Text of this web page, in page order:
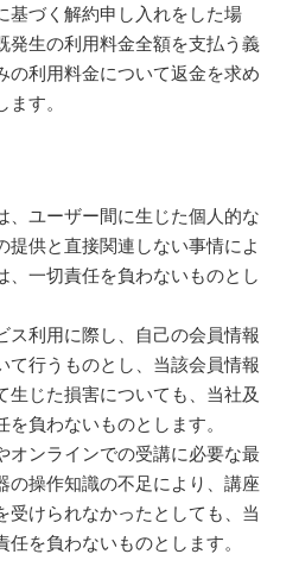
づく解約申し入れをした場
発生の利用料金全額を支払う義
の利用料金について返金を求め
す。
ユーザー間に生じた個人的な
提供と直接関連しない事情によ
、一切責任を負わないものとし
利用に際し、自己の会員情報
て行うものとし、当該会員情報
生じた損害についても、当社及
負わないものとします。
ンラインでの受講に必要な最
の操作知識の不足により、講座
受けられなかったとしても、当
を負わないものとします。